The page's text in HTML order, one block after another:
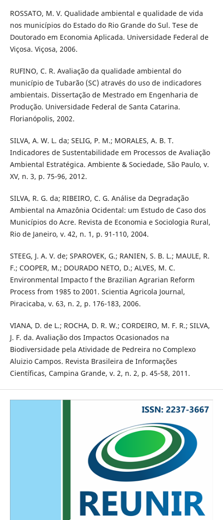
ROSSATO, M. V. Qualidade ambiental e qualidade de vida
nos municípios do Estado do Rio Grande do Sul. Tese de
Doutorado em Economia Aplicada. Universidade Federal de
Viçosa. Viçosa, 2006.
RUFINO, C. R. Avaliação da qualidade ambiental do
município de Tubarão (SC) através do uso de indicadores
ambientais. Dissertação de Mestrado em Engenharia de
Produção. Universidade Federal de Santa Catarina.
Florianópolis, 2002.
SILVA, A. W. L. da; SELIG, P. M.; MORALES, A. B. T.
Indicadores de Sustentabilidade em Processos de Avaliação
Ambiental Estratégica. Ambiente & Sociedade, São Paulo, v.
XV, n. 3, p. 75-96, 2012.
SILVA, R. G. da; RIBEIRO, C. G. Análise da Degradação
Ambiental na Amazônia Ocidental: um Estudo de Caso dos
Municípios do Acre. Revista de Economia e Sociologia Rural,
Rio de Janeiro, v. 42, n. 1, p. 91-110, 2004.
STEEG, J. A. V. de; SPAROVEK, G.; RANIEN, S. B. L.; MAULE, R.
F.; COOPER, M.; DOURADO NETO, D.; ALVES, M. C.
Environmental Impacto f the Brazilian Agrarian Reform
Process from 1985 to 2001. Scientia Agricola Journal,
Piracicaba, v. 63, n. 2, p. 176-183, 2006.
VIANA, D. de L.; ROCHA, D. R. W.; CORDEIRO, M. F. R.; SILVA,
J. F. da. Avaliação dos Impactos Ocasionados na
Biodiversidade pela Atividade de Pedreira no Complexo
Aluizio Campos. Revista Brasileira de Informações
Científicas, Campina Grande, v. 2, n. 2, p. 45-58, 2011.